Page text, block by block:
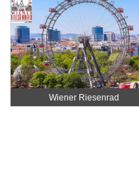
Wiener Riesenrad